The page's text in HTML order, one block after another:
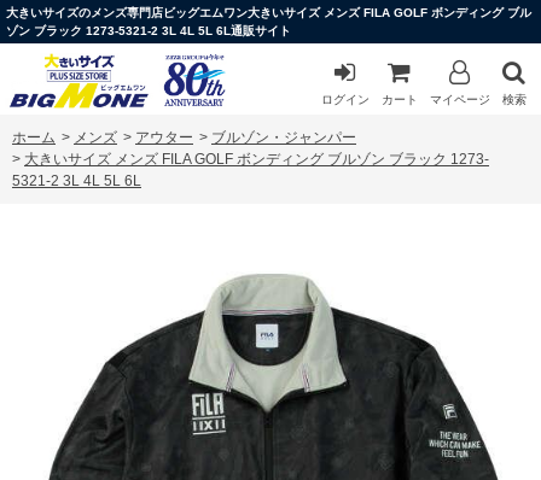
大きいサイズのメンズ専門店ビッグエムワン大きいサイズ メンズ FILA GOLF ボンディング ブル
ゾン ブラック 1273-5321-2 3L 4L 5L 6L通販サイト
ログイン カート マイページ 検索
ホーム > メンズ > アウター > ブルゾン・ジャンパー
> 大きいサイズ メンズ FILA GOLF ボンディング ブルゾン ブラック 1273-
5321-2 3L 4L 5L 6L